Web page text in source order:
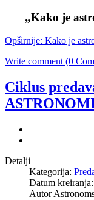
„Kako je
Opširnije: Kako je
Write comment (0
Ciklus
Detalji
Kategorija:
Datum
Autor